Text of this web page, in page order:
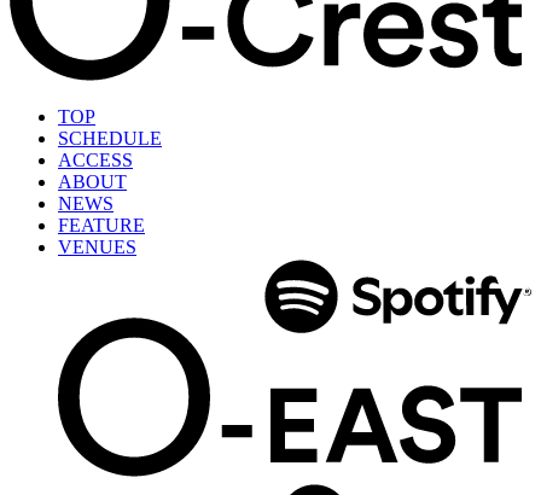
TOP
SCHEDULE
ACCESS
ABOUT
NEWS
FEATURE
VENUES